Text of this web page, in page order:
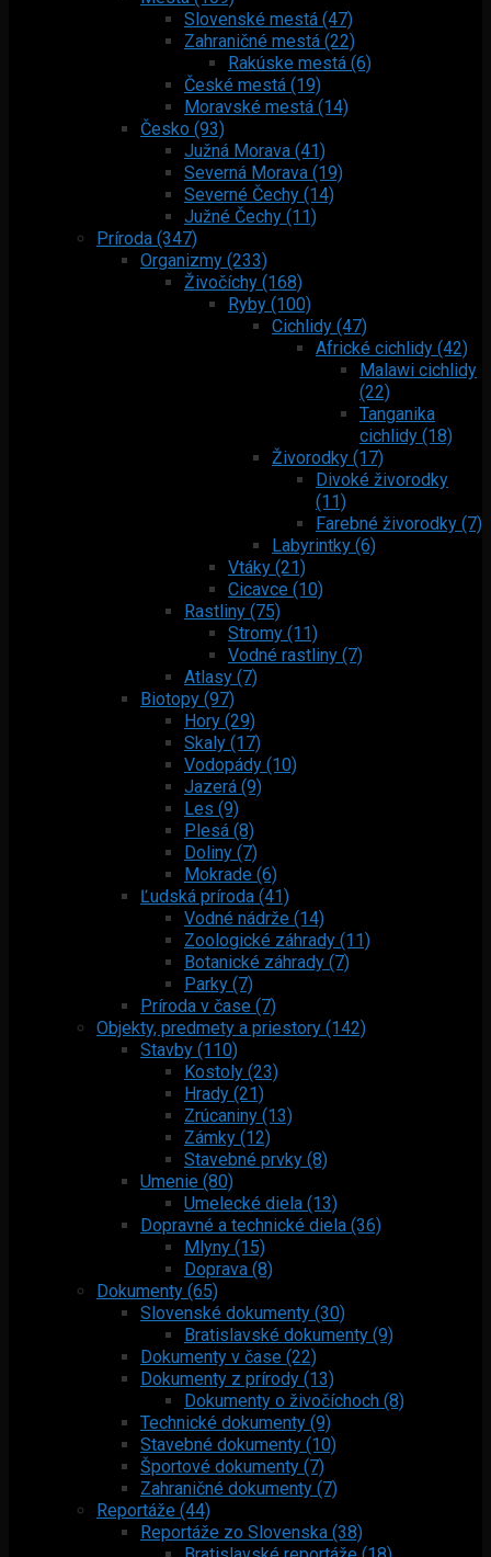
Slovenské mestá (47)
Zahraničné mestá (22)
Rakúske mestá (6)
České mestá (19)
Moravské mestá (14)
Česko (93)
Južná Morava (41)
Severná Morava (19)
Severné Čechy (14)
Južné Čechy (11)
Príroda (347)
Organizmy (233)
Živočíchy (168)
Ryby (100)
Cichlidy (47)
Africké cichlidy (42)
Malawi cichlidy
(22)
Tanganika
cichlidy (18)
Živorodky (17)
Divoké živorodky
(11)
Farebné živorodky (7)
Labyrintky (6)
Vtáky (21)
Cicavce (10)
Rastliny (75)
Stromy (11)
Vodné rastliny (7)
Atlasy (7)
Biotopy (97)
Hory (29)
Skaly (17)
Vodopády (10)
Jazerá (9)
Les (9)
Plesá (8)
Doliny (7)
Mokrade (6)
Ľudská príroda (41)
Vodné nádrže (14)
Zoologické záhrady (11)
Botanické záhrady (7)
Parky (7)
Príroda v čase (7)
Objekty, predmety a priestory (142)
Stavby (110)
Kostoly (23)
Hrady (21)
Zrúcaniny (13)
Zámky (12)
Stavebné prvky (8)
Umenie (80)
Umelecké diela (13)
Dopravné a technické diela (36)
Mlyny (15)
Doprava (8)
Dokumenty (65)
Slovenské dokumenty (30)
Bratislavské dokumenty (9)
Dokumenty v čase (22)
Dokumenty z prírody (13)
Dokumenty o živočíchoch (8)
Technické dokumenty (9)
Stavebné dokumenty (10)
Športové dokumenty (7)
Zahraničné dokumenty (7)
Reportáže (44)
Reportáže zo Slovenska (38)